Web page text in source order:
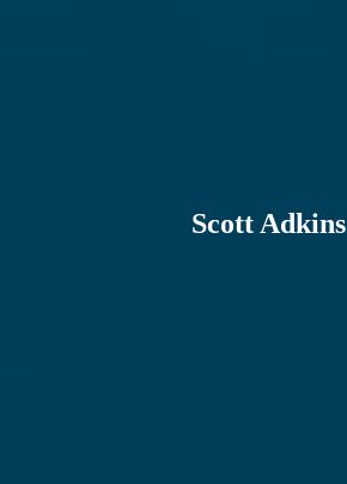
Scott Adkins